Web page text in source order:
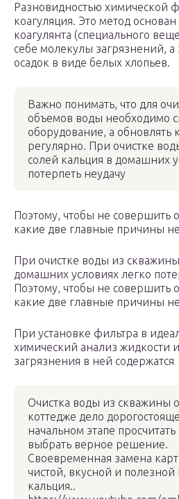
Разновидностью химической
коагуляция. Это метод
коагулянта (специального
себе молекулы загрязнений, а
осадок в виде белых хлопьев.
Важно понимать, что для
объемов воды необходимо
оборудование, а обновлять
регулярно. При очистке
солей кальция в домашних
потерпеть неудачу
Поэтому, чтобы не совершить
какие две главные причины
При очистке воды из
домашних условиях легко
Поэтому, чтобы не совершить
какие две главные причины
При установке фильтра в
химический анализ жидкости
загрязнения в ней содержатся
Очистка воды из скважины
коттедже дело
начальном этапе
выбрать верное решение.
Своевременная замена
чистой, вкусной и
кальция..